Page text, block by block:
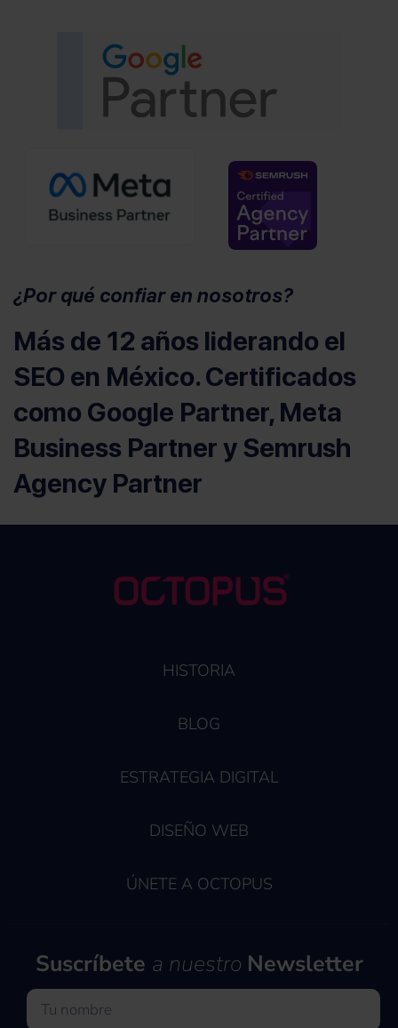
(se abre en
¿Por qué confiar en nosotros?
Más de 12 años liderando el
SEO en México. Certificados
como Google Partner, Meta
Business Partner y Semrush
Agency Partner
HISTORIA
BLOG
ESTRATEGIA DIGITAL
DISEÑO WEB
ÚNETE A OCTOPUS
Suscríbete a nuestro Newsletter
Nombre